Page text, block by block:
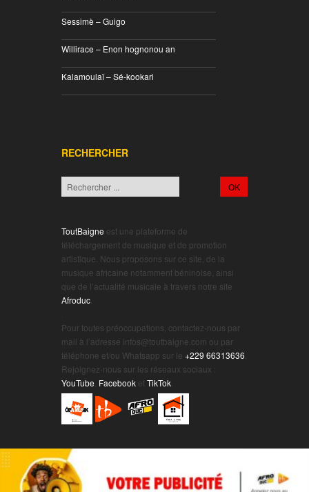
Sessimè – Guigo
Willirace – Enon hognonou an
Kalamoulaï – Sé-kookari
RECHERCHER
ToutBaigne est une plateforme de
téléchargement de musique et de promotion
artistique. Nous proposons sur ce site, de la
musique africaine notamment béninoise, ainsi
que de l’actualité musicale à travers notre site
Afroduc
Pour toutes préoccupations, contactez-nous par
mail à l’adresse infos@toutbaigne.com ou par
téléphone et/ou Whatsapp sur le +229 66313636
Rejoignez-nous sur les réseaux sociaux :
YouTube Facebook etTikTok